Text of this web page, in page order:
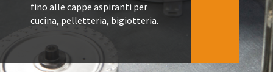
fino alle cappe aspiranti per
cucina, pelletteria, bigiotteria.